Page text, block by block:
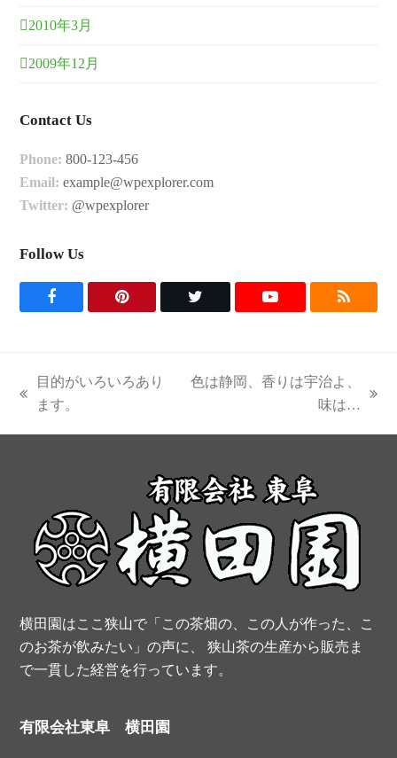
2010年3月
2009年12月
Contact Us
Phone: 800-123-456
Email: example@wpexplorer.com
Twitter: @wpexplorer
Follow Us
F
c
e
b
k
P
n
e
t
T
i
t
r
Y
u
u
e
R
previous
目的がいろいろあり
ます。
色は静岡、香りは宇治よ、
味は…
横田園はここ狭山で「この茶畑の、この人が作った、こ
のお茶が飲みたい」の声に、 狭山茶の生産から販売ま
で一貫した経営を行っています。
有限会社東阜 横田園